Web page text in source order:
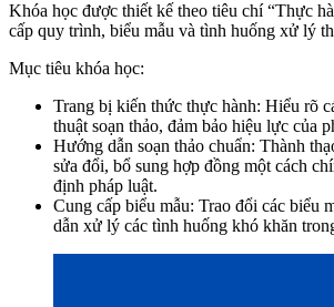
Khóa học được thiết kế theo tiêu chí “Thực
cấp quy trình, biểu mẫu và tình huống xử lý
Mục tiêu khóa học:
Trang bị kiến thức thực hành: Hiểu rõ
thuật soạn thảo, đảm bảo hiệu lực của
Hướng dẫn soạn thảo chuẩn: Thành
sửa đổi, bổ sung hợp đồng một cách
định pháp luật.
Cung cấp biểu mẫu: Trao đổi các biểu
dẫn xử lý các tình huống khó khăn